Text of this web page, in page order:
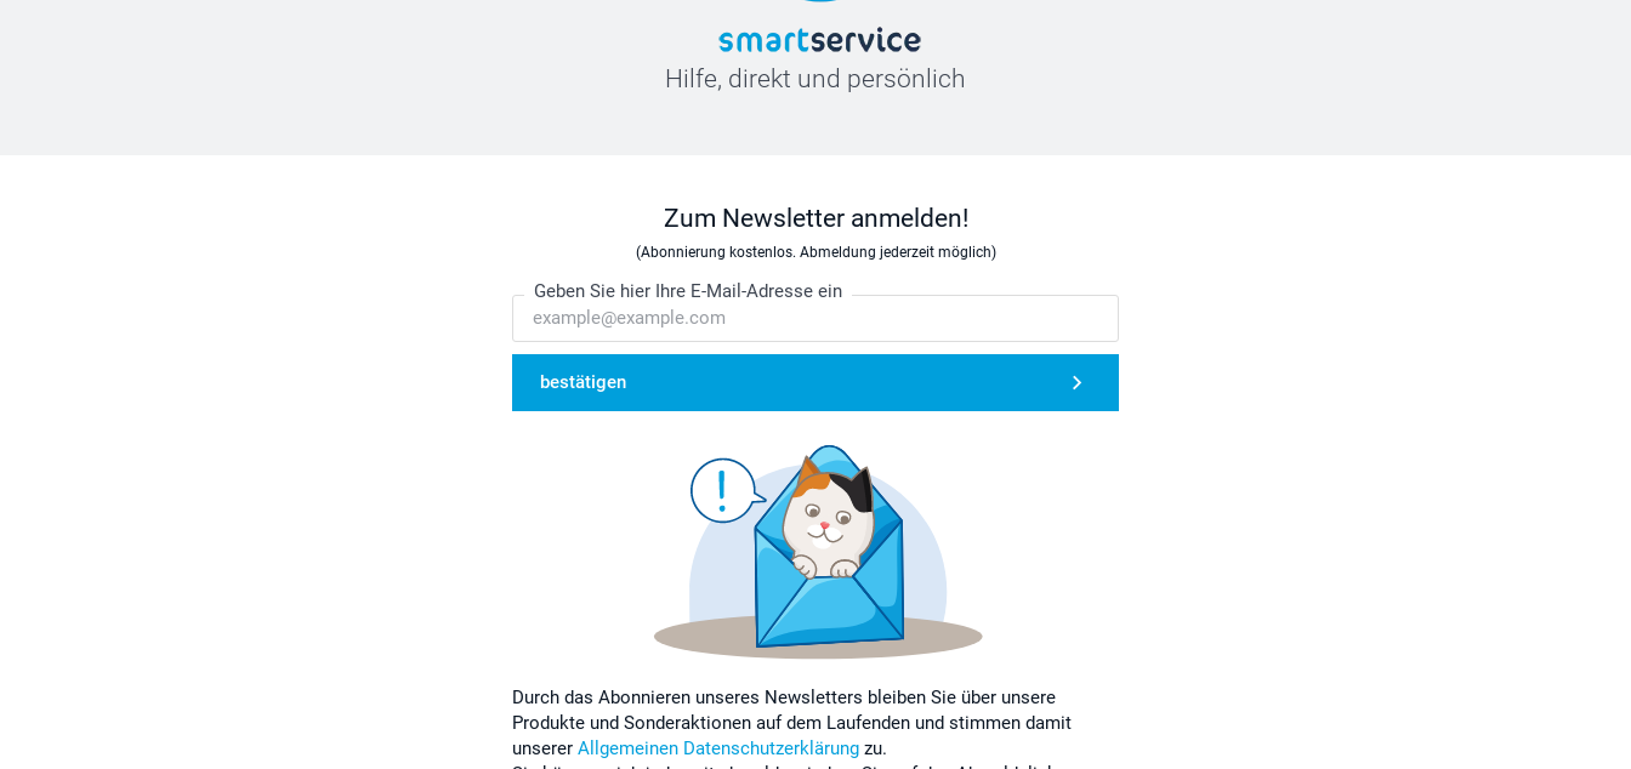
Hilfe, direkt und persönlich
Zum Newsletter anmelden!
(Abonnierung kostenlos. Abmeldung jederzeit möglich)
Geben Sie hier Ihre E-Mail-Adresse ein
bestätigen
Durch das Abonnieren unseres Newsletters bleiben Sie über unsere
Produkte und Sonderaktionen auf dem Laufenden und stimmen damit
unserer Allgemeinen Datenschutzerklärung zu.